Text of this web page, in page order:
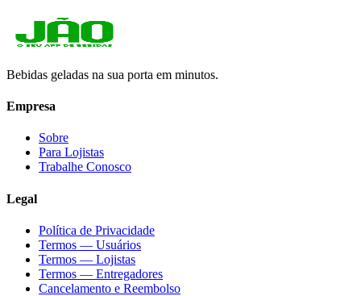
Bebidas geladas na sua porta em minutos.
Empresa
Sobre
Para Lojistas
Trabalhe Conosco
Legal
Política de Privacidade
Termos — Usuários
Termos — Lojistas
Termos — Entregadores
Cancelamento e Reembolso